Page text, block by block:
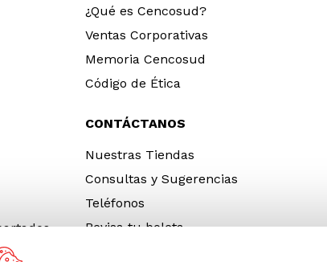
¿Qué es Cencosud?
Ventas Corporativas
Memoria Cencosud
Código de Ética
CONTÁCTANOS
Nuestras Tiendas
Consultas y Sugerencias
Teléfonos
Revisa tu boleta